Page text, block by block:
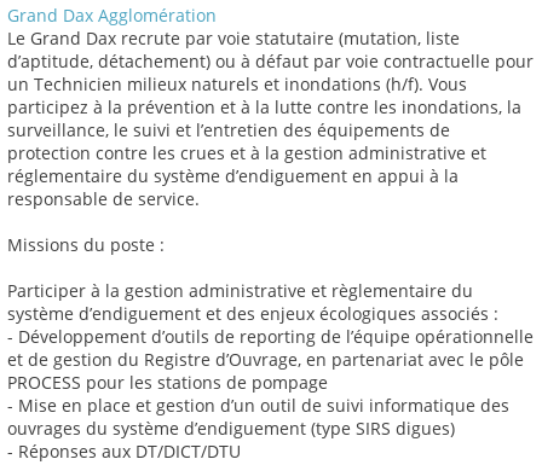
Grand Dax Agglomération
Le Grand Dax recrute par voie statutaire (mutation, liste
d’aptitude, détachement) ou à défaut par voie contractuelle pour
un Technicien milieux naturels et inondations (h/f). Vous
participez à la prévention et à la lutte contre les inondations, la
surveillance, le suivi et l’entretien des équipements de
protection contre les crues et à la gestion administrative et
réglementaire du système d’endiguement en appui à la
responsable de service.
Missions du poste :
Participer à la gestion administrative et règlementaire du
système d’endiguement et des enjeux écologiques associés :
- Développement d’outils de reporting de l’équipe opérationnelle
et de gestion du Registre d’Ouvrage, en partenariat avec le pôle
PROCESS pour les stations de pompage
- Mise en place et gestion d’un outil de suivi informatique des
ouvrages du système d’endiguement (type SIRS digues)
- Réponses aux DT/DICT/DTU